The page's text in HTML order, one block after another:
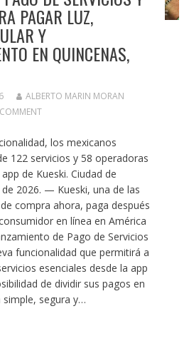
PAGAR LUZ,
Y
EN QUINCENAS,
ALBERTO MARIN MORAN
los mexicanos
122 servicios y 58 operadoras
de Kueski. Ciudad de
2026. — Kueski, una de las
compra ahora, paga después
en línea en América
de Pago de Servicios
funcionalidad que permitirá a
esenciales desde la app
de dividir sus pagos en
segura y…